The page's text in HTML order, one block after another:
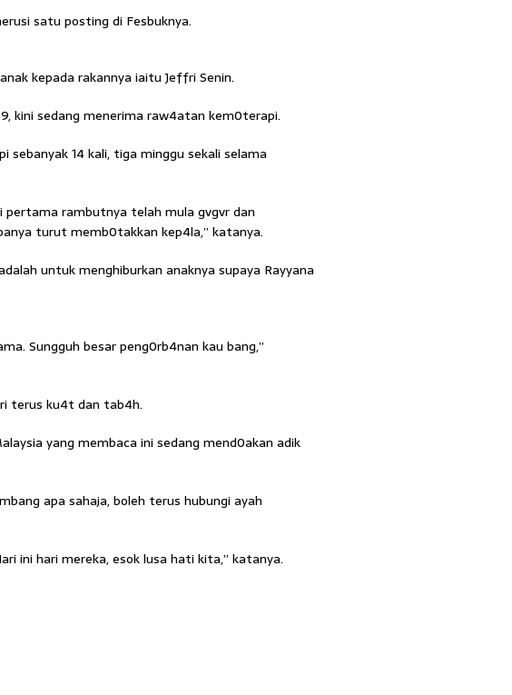
satu posting di Fesbuknya.
kepada rakannya iaitu Jeffri Senin.
kini sedang menerima raw4atan kem0terapi.
sebanyak 14 kali, tiga minggu sekali selama
pertama rambutnya telah mula gvgvr dan
turut memb0takkan kep4la,” katanya.
untuk menghiburkan anaknya supaya Rayyana
Sungguh besar peng0rb4nan kau bang,”
terus ku4t dan tab4h.
yang membaca ini sedang mend0akan adik
apa sahaja, boleh terus hubungi ayah
ini hari mereka, esok lusa hati kita,” katanya.